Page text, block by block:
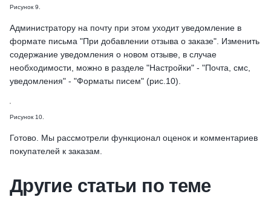
Рисунок 9.
Администратору на почту при этом уходит уведомление в
формате письма "При добавлении отзыва о заказе". Изменить
содержание уведомления о новом отзыве, в случае
необходимости, можно в разделе "Настройки" - "Почта, смс,
уведомления" - "Форматы писем" (рис.10).
Рисунок 10.
Готово. Мы рассмотрели функционал оценок и комментариев
покупателей к заказам.
Другие статьи по теме